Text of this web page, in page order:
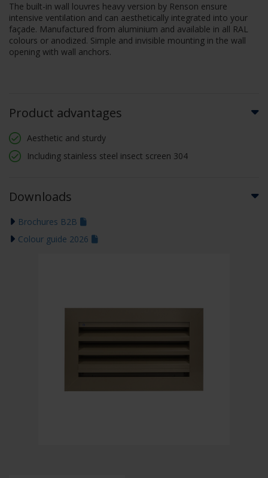
The built-in wall louvres heavy version by Renson ensure
intensive ventilation and can aesthetically integrated into your
façade. Manufactured from aluminium and available in all RAL
colours or anodized. Simple and invisible mounting in the wall
opening with wall anchors.
Product advantages
Aesthetic and sturdy
Including stainless steel insect screen 304
Downloads
Brochures B2B
Colour guide 2026